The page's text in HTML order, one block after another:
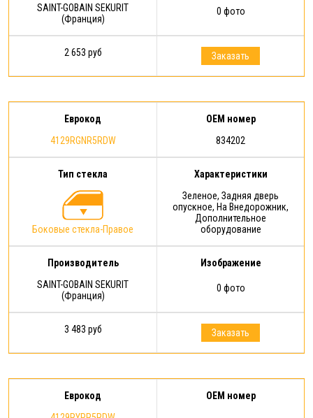
SAINT-GOBAIN SEKURIT
(Франция)
0 фото
2 653 руб Заказать
Еврокод
4129RGNR5RDW
OEM номер
834202
Тип стекла
Боковые стекла-Правое
Характеристики
Зеленое, Задняя дверь
опускное, На Внедорожник,
Дополнительное
оборудование
Производитель
SAINT-GOBAIN SEKURIT
(Франция)
Изображение
0 фото
3 483 руб Заказать
Еврокод
OEM номер